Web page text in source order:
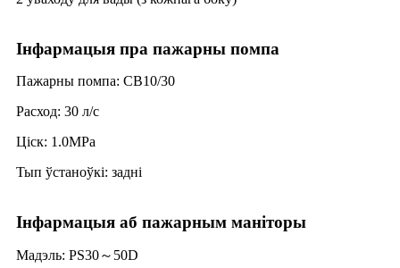
Інфармацыя пра пажарны помпа
Пажарны помпа: CB10/30
Расход: 30 л/с
Ціск: 1.0MPa
Тып ўстаноўкі: задні
Інфармацыя аб пажарным маніторы
Мадэль: PS30～50D